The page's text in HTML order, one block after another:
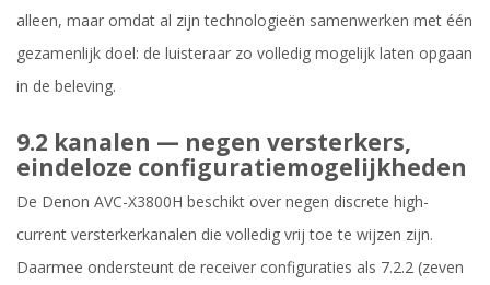
alleen, maar omdat al zijn technologieën samenwerken met één
gezamenlijk doel: de luisteraar zo volledig mogelijk laten opgaan
in de beleving.
9.2 kanalen — negen versterkers,
eindeloze configuratiemogelijkheden
De Denon AVC-X3800H beschikt over negen discrete high-
current versterkerkanalen die volledig vrij toe te wijzen zijn.
Daarmee ondersteunt de receiver configuraties als 7.2.2 (zeven